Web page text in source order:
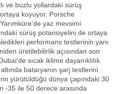
ve buzlu yollardaki sürüş
koyuyor. Porsche
yaz mevsimi
sürüş potansiyelini de ortaya
performans testlerinin yanı
üretilebilirlik açısından son
sıcak iklime dayanıklılık
bataryanın şarj testlerini
yürütüldüğü dünya çapındaki 30
-35 ile 50 derece arasında